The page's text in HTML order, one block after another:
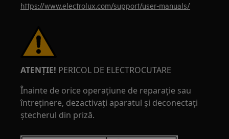
https://www.electrolux.com/support/user-manuals/
ATENȚIE! PERICOL DE ELECTROCUTARE
Înainte de orice operațiune de reparație sau
întreținere, dezactivați aparatul și deconectați
ștecherul din priză.